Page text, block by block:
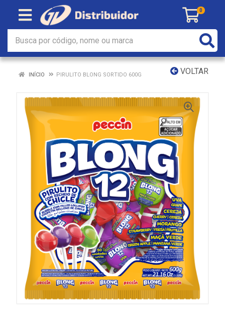
0
VOLTAR
INÍCIO PIRULITO BLONG SORTIDO 600G